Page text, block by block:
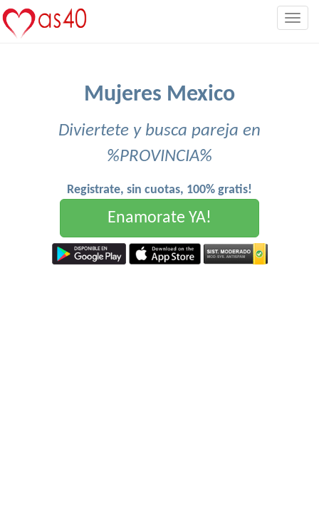
Mujeres Mexico
Diviertete y busca pareja en
%PROVINCIA%
Registrate, sin cuotas, 100% gratis!
Enamorate YA!